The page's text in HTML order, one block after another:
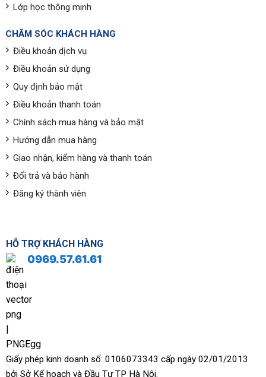
Lớp học thông minh
CHĂM SÓC KHÁCH HÀNG
Điều khoản dịch vụ
Điều khoản sử dụng
Quy định bảo mật
Điều khoản thanh toán
Chính sách mua hàng và bảo mật
Hướng dẫn mua hàng
Giao nhận, kiểm hàng và thanh toán
Đổi trả và bảo hành
Đăng ký thành viên
HỖ TRỢ KHÁCH HÀNG
0969.57.61.61
Giấy phép kinh doanh số: 0106073343 cấp ngày 02/01/2013
bởi Sở Kế hoạch và Đầu Tư TP Hà Nội.